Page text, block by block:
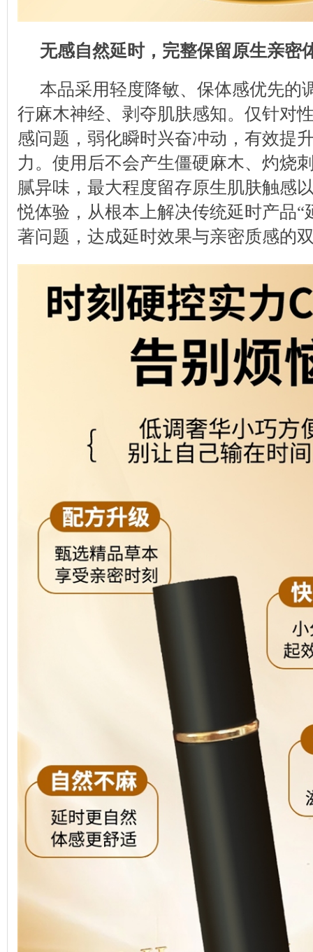
无感自然延时，完整保留原生亲密
本品采用轻度降敏、保体感优先的
行麻木神经、剥夺肌肤感知。仅针对
感问题，弱化瞬时兴奋冲动，有效提
力。使用后不会产生僵硬麻木、灼烧
腻异味，最大程度留存原生肌肤触感
悦体验，从根本上解决传统延时产品“
著问题，达成延时效果与亲密质感的